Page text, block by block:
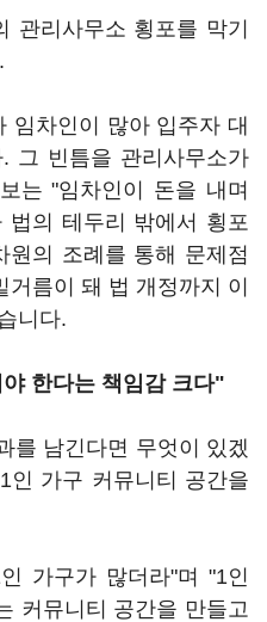
관리사무소 횡포를 막기
임차인이 많아 입주자 대
그 빈틈을 관리사무소가
는 "임차인이 돈을 내며
법의 테두리 밖에서 횡포
원의 조례를 통해 문제점
름이 돼 법 개정까지 이
니다.
한다는 책임감 크다"
를 남긴다면 무엇이 있겠
인 가구 커뮤니티 공간을
가구가 많더라"며 "1인
커뮤니티 공간을 만들고